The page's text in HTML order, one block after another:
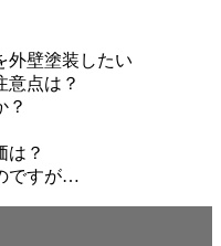
外壁塗装したい
意点は？
？
は？
ですが…